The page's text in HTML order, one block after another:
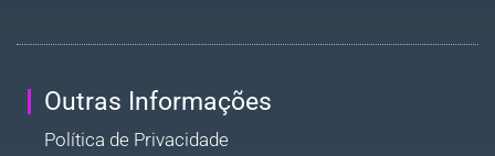
Outras Informações
Política de Privacidade